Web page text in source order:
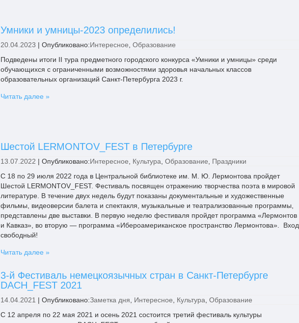
Умники и умницы-2023 определились!
20.04.2023 | Опубликовано:Интересное Образование
Подведены итоги II тура предметного городского конкурса «Умники и умницы» среди
обучающихся с ограниченными возможностями здоровья начальных классов
образовательных организаций Санкт-Петербурга 2023 г.
Читать далее »
Шестой LERMONTOV_FEST в Петербурге
13.07.2022 | Опубликовано:Интересное Культура Образование
Праздники
С 18 по 29 июля 2022 года в Центральной библиотеке им. М. Ю. Лермонтова пройдет
Шестой LERMONTOV_FEST. Фестиваль посвящен отражению творчества поэта в мировой
литературе. В течение двух недель будут показаны документальные и художественные
фильмы, видеоверсии балета и спектакля, музыкальные и театрализованные программы,
представлены две выставки. В первую неделю фестиваля пройдет программа «Лермонтов
и Кавказ», во вторую — программа «Ибероамериканское пространство Лермонтова». Вход
свободный!
Читать далее »
3-й Фестиваль немецкоязычных стран в Санкт-Петербурге
DACH_FEST 2021
14.04.2021 | Опубликовано:Заметка дня Интересное Культура Образование
C 12 апреля по 22 мая 2021 и осень 2021 состоится третий фестиваль культуры